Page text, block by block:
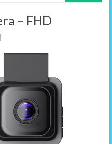
– FHD